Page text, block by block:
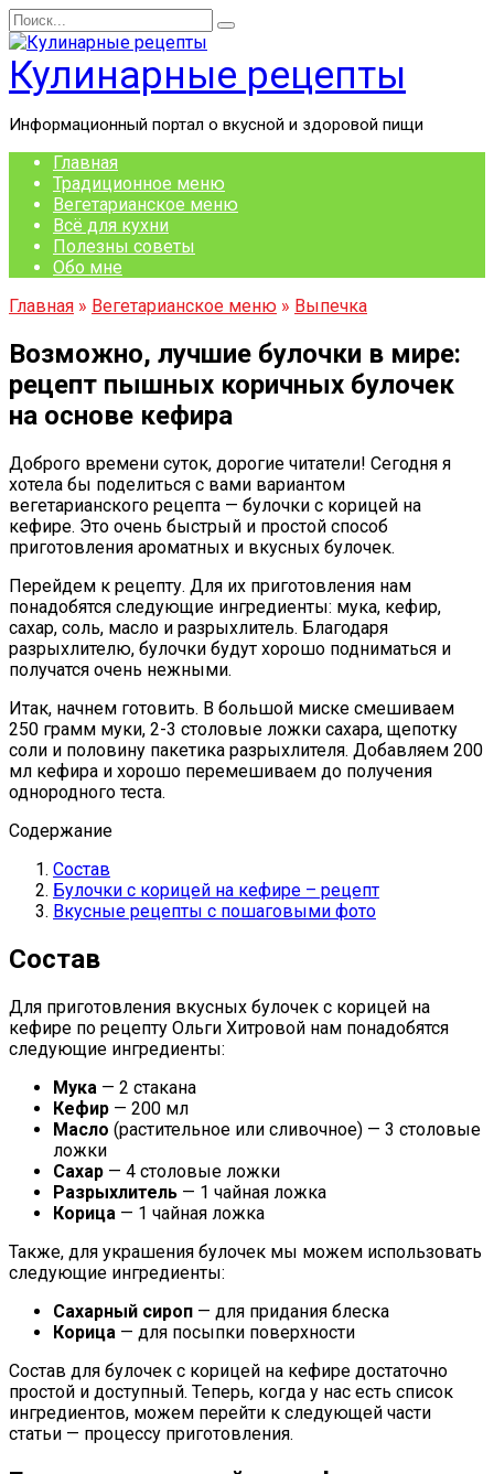
Перейти
к
содержанию
Search
for:
Кулинарные рецепты
Информационный портал о вкусной и здоровой пищи
Главная
Традиционное меню
Вегетарианское меню
Всё для кухни
Полезны советы
Обо мне
Главная » Вегетарианское меню » Выпечка
Возможно, лучшие булочки в мире:
рецепт пышных коричных булочек
на основе кефира
Доброго времени суток, дорогие читатели! Сегодня я
хотела бы поделиться с вами вариантом
вегетарианского рецепта — булочки с корицей на
кефире. Это очень быстрый и простой способ
приготовления ароматных и вкусных булочек.
Перейдем к рецепту. Для их приготовления нам
понадобятся следующие ингредиенты: мука, кефир,
сахар, соль, масло и разрыхлитель. Благодаря
разрыхлителю, булочки будут хорошо подниматься и
получатся очень нежными.
Итак, начнем готовить. В большой миске смешиваем
250 грамм муки, 2-3 столовые ложки сахара, щепотку
соли и половину пакетика разрыхлителя. Добавляем 200
мл кефира и хорошо перемешиваем до получения
однородного теста.
Содержание
Состав
Булочки с корицей на кефире – рецепт
Вкусные рецепты с пошаговыми фото
Состав
Для приготовления вкусных булочек с корицей на
кефире по рецепту Ольги Хитровой нам понадобятся
следующие ингредиенты:
Мука — 2 стакана
Кефир — 200 мл
Масло (растительное или сливочное) — 3 столовые
ложки
Сахар — 4 столовые ложки
Разрыхлитель — 1 чайная ложка
Корица — 1 чайная ложка
Также, для украшения булочек мы можем использовать
следующие ингредиенты:
Сахарный сироп — для придания блеска
Корица — для посыпки поверхности
Состав для булочек с корицей на кефире достаточно
простой и доступный. Теперь, когда у нас есть список
ингредиентов, можем перейти к следующей части
статьи — процессу приготовления.